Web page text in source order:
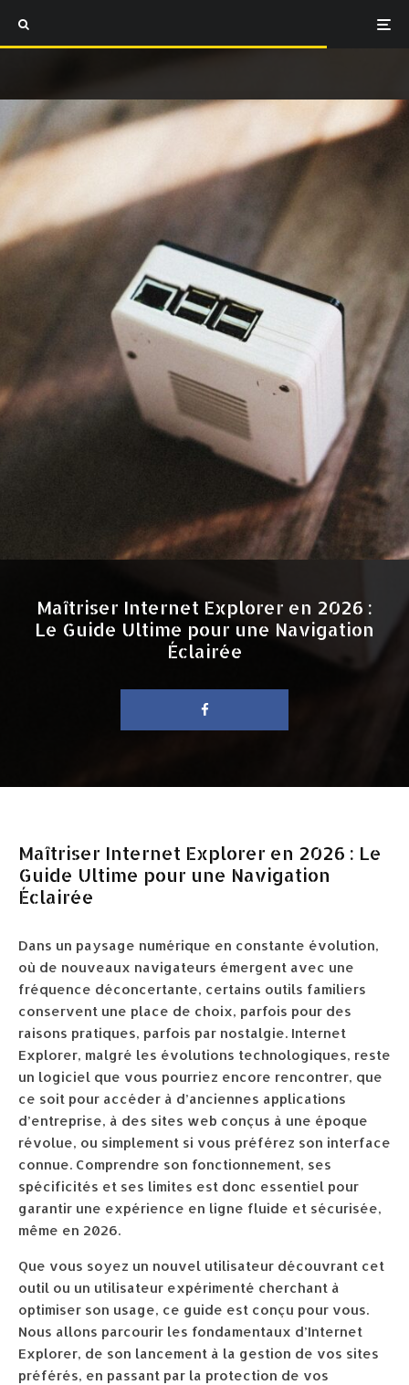
Maîtriser Internet Explorer en 2026 :
Le Guide Ultime pour une Navigation
Éclairée
Maîtriser Internet Explorer en 2026 : Le
Guide Ultime pour une Navigation
Éclairée
Dans un paysage numérique en constante évolution,
où de nouveaux navigateurs émergent avec une
fréquence déconcertante, certains outils familiers
conservent une place de choix, parfois pour des
raisons pratiques, parfois par nostalgie. Internet
Explorer, malgré les évolutions technologiques, reste
un logiciel que vous pourriez encore rencontrer, que
ce soit pour accéder à d’anciennes applications
d’entreprise, à des sites web conçus à une époque
révolue, ou simplement si vous préférez son interface
connue. Comprendre son fonctionnement, ses
spécificités et ses limites est donc essentiel pour
garantir une expérience en ligne fluide et sécurisée,
même en 2026.
Que vous soyez un nouvel utilisateur découvrant cet
outil ou un utilisateur expérimenté cherchant à
optimiser son usage, ce guide est conçu pour vous.
Nous allons parcourir les fondamentaux d’Internet
Explorer, de son lancement à la gestion de vos sites
préférés, en passant par la protection de vos